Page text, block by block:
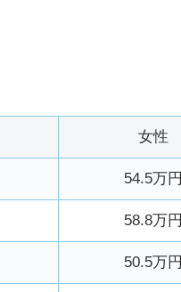
女性
54.5万円
58.8万円
50.5万円